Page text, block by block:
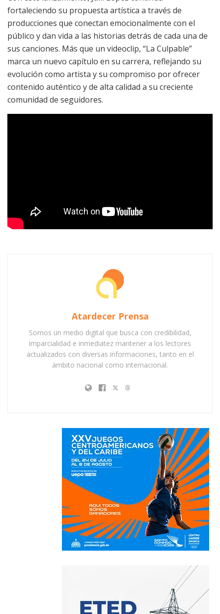
fortaleciendo su propuesta artística a través de
producciones que conectan emocionalmente con el
público y dan vida a las historias detrás de cada una de
sus canciones. Más que un videoclip, “La Culpable”
marca un nuevo capítulo en su carrera, reflejando su
evolución como artista y su compromiso por ofrecer
contenido auténtico y de alta calidad a su creciente
comunidad de seguidores.
Atardecer Prensa
Somos un medio digital que busca con credibilidad,
imparcialidad e inmediatez mantener a los lectores
actualizados con diversas informaciones, tanto en el
ámbito nacional como internacional.